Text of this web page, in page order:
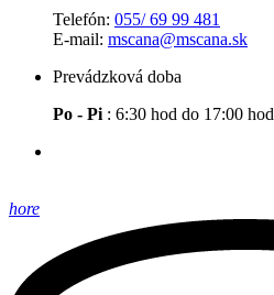
Telefón: 055/ 69 99 481
E-mail: mscana@mscana.sk
Prevádzková doba
Po - Pi : 6:30 hod do 17:00 hod
hore